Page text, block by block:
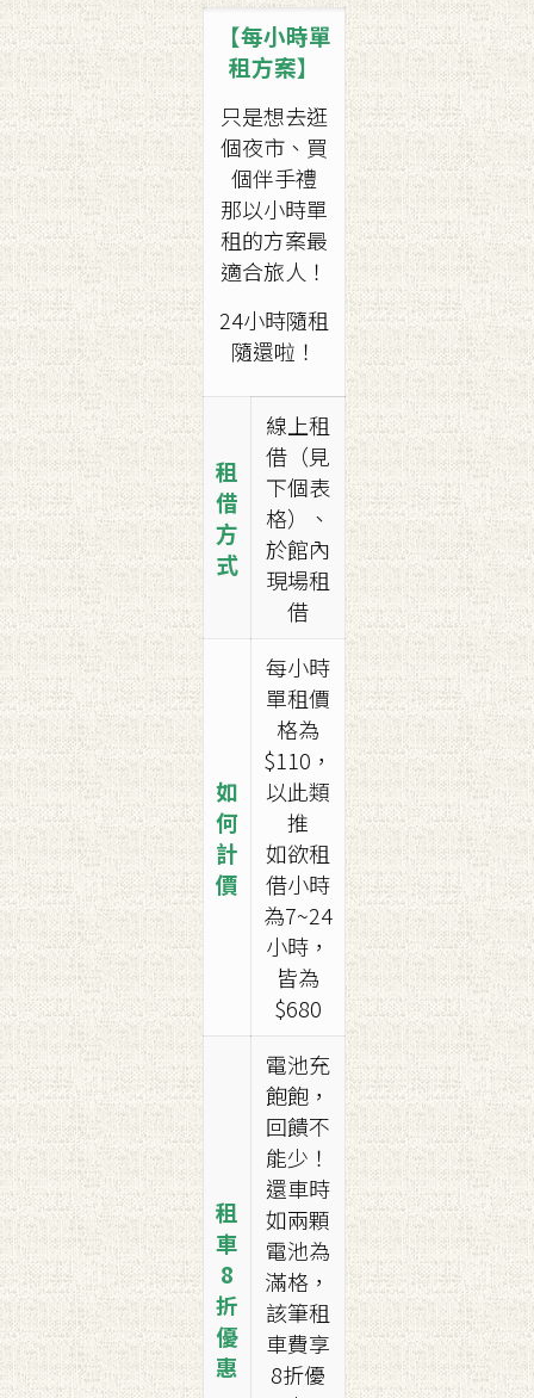
【每小時單
租方案】
只是想去逛
個夜市、買
個伴手禮
那以小時單
租的方案最
適合旅人！
24小時隨租
隨還啦！
租
借
方
式
線上租
借（見
下個表
格）、
於館內
現場租
借
如
何
計
價
每小時
單租價
格為
$110，
以此類
推
如欲租
借小時
為7~24
小時，
皆為
$680
租
車
8
折
優
惠
電池充
飽飽，
回饋不
能少！
還車時
如兩顆
電池為
滿格，
該筆租
車費享
8折優